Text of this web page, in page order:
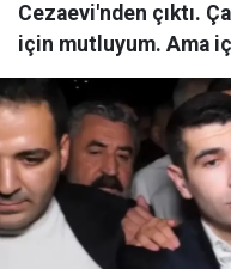
Cezaevi'nden çıktı.
için mutluyum. Ama